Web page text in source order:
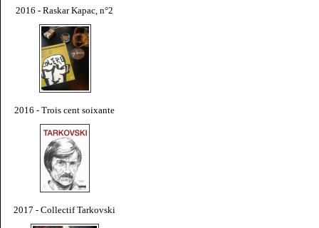
2016 - Raskar Kapac, n°2
2016 - Trois cent soixante
2017 - Collectif Tarkovski